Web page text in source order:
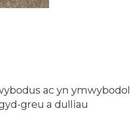
ac yn ymwybodol
greu a dulliau